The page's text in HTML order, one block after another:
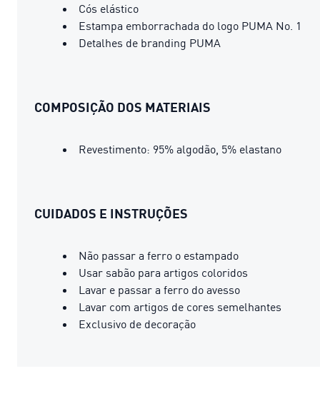
Cós elástico
Estampa emborrachada do logo PUMA No. 1
Detalhes de branding PUMA
COMPOSIÇÃO DOS MATERIAIS
Revestimento: 95% algodão, 5% elastano
CUIDADOS E INSTRUÇÕES
Não passar a ferro o estampado
Usar sabão para artigos coloridos
Lavar e passar a ferro do avesso
Lavar com artigos de cores semelhantes
Exclusivo de decoração